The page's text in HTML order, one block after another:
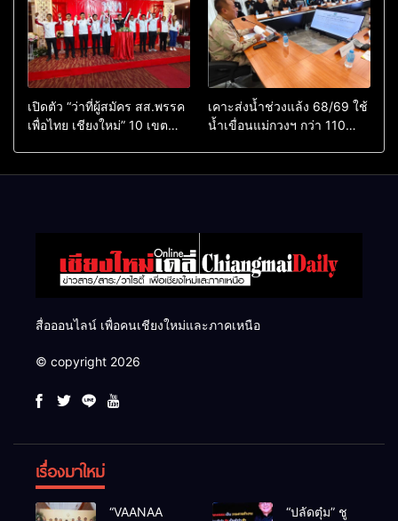
เปิดตัว “ว่าที่ผู้สมัคร สส.พรรค
เพื่อไทย เชียงใหม่” 10 เขต
เคาะส่งน้ำช่วงแล้ง 68/69 ใช้
น้ำเขื่อนแม่กวงฯ กว่า 110
สื่อออนไลน์ เพื่อคนเชียงใหม่และภาคเหนือ
© copyright 2026
เรื่องมาใหม่
“VAANAA “ปลัดตุ๋ม” ชู